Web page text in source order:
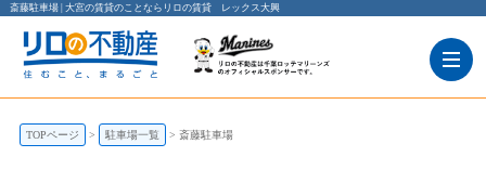
斎藤駐車場 | 大宮の賃貸のことならリロの賃貸 レックス大興
TOPページ 駐車場一覧 斎藤駐車場